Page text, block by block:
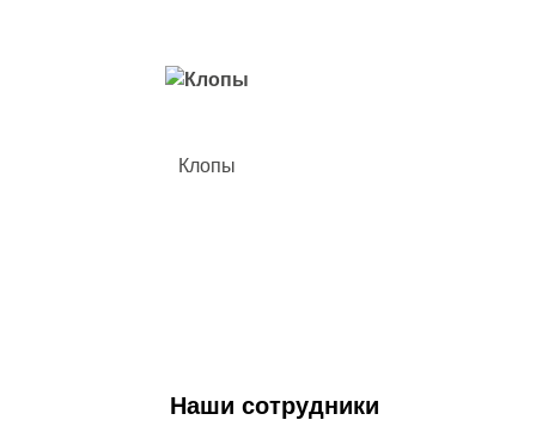
Клопы
Наши сотрудники